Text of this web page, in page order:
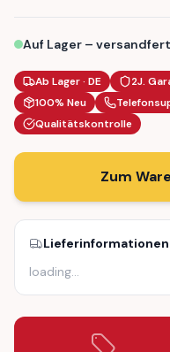
Auf Lager –
Ab Lager · DE 2J.
100% Neu
Qualitätskontrolle
Zum
Lieferinformationen
loading…